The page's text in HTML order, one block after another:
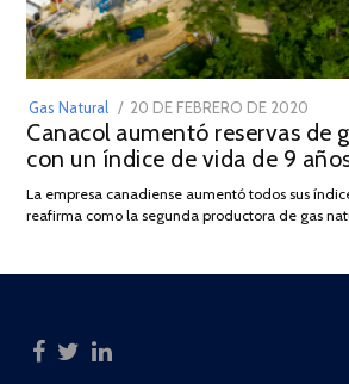
Gas Natural
POSTED
ON
20 DE FEBRERO DE 2020
DE
JULIO
2025
Canacol aumentó reservas de
con un índice de vida de 9
La empresa canadiense aumentó todos sus
reafirma como la segunda productora de gas